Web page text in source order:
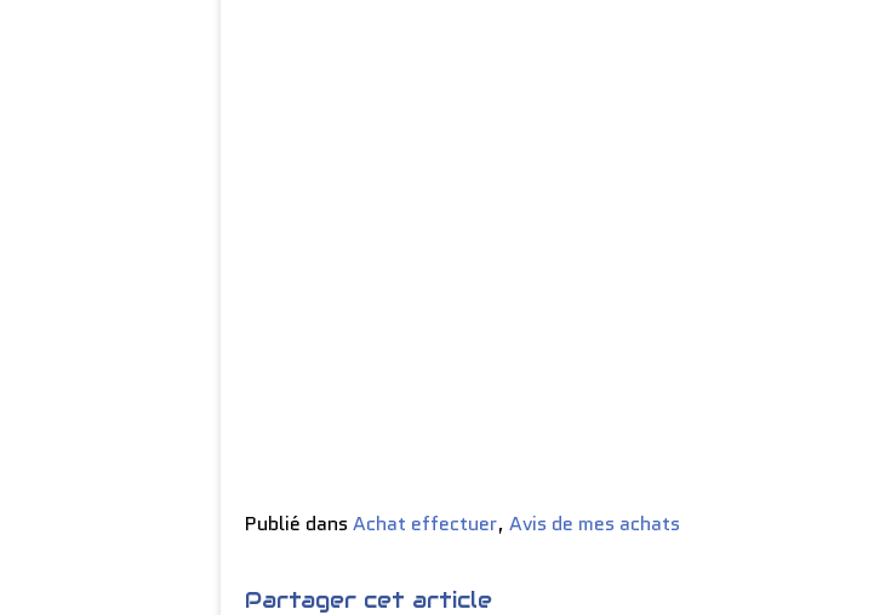
Publié dans Achat effectuer, Avis de mes achats
Partager cet article